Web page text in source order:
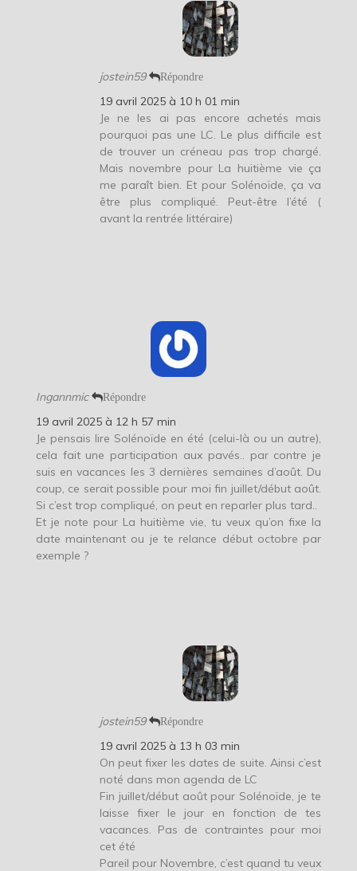
jostein59 Répondre
19 avril 2025 à 10 h 01 min
Je ne les ai pas encore achetés mais
pourquoi pas une LC. Le plus difficile est
de trouver un créneau pas trop chargé.
Mais novembre pour La huitième vie ça
me paraît bien. Et pour Solénoïde, ça va
être plus compliqué. Peut-être l’été (
avant la rentrée littéraire)
Ingannmic Répondre
19 avril 2025 à 12 h 57 min
Je pensais lire Solénoïde en été (celui-là ou un autre),
cela fait une participation aux pavés.. par contre je
suis en vacances les 3 dernières semaines d’août. Du
coup, ce serait possible pour moi fin juillet/début août.
Si c’est trop compliqué, on peut en reparler plus tard..
Et je note pour La huitième vie, tu veux qu’on fixe la
date maintenant ou je te relance début octobre par
exemple ?
jostein59 Répondre
19 avril 2025 à 13 h 03 min
On peut fixer les dates de suite. Ainsi c’est
noté dans mon agenda de LC
Fin juillet/début août pour Solénoïde, je te
laisse fixer le jour en fonction de tes
vacances. Pas de contraintes pour moi
cet été
Pareil pour Novembre, c’est quand tu veux